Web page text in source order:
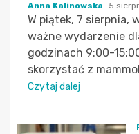
Anna Kalinowska 5
W piątek, 7 sierpnia,
ważne wydarzenie
godzinach 9:00-
skorzystać z
Czytaj dalej